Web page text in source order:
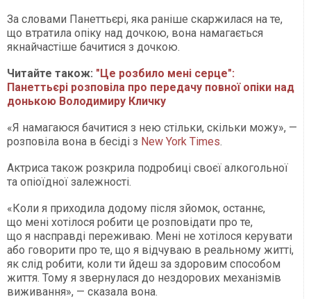
За словами Панеттьєрі, яка раніше скаржилася на те,
що втратила опіку над дочкою, вона намагається
якнайчастіше бачитися з дочкою.
Читайте також: "Це розбило мені серце":
Панеттьєрі розповіла про передачу повної опіки над
донькою Володимиру Кличку
«Я намагаюся бачитися з нею стільки, скільки можу», —
розповіла вона в бесіді з New York Times.
Актриса також розкрила подробиці своєї алкогольної
та опіоїдної залежності.
«Коли я приходила додому після зйомок, останнє,
що мені хотілося робити це розповідати про те,
що я насправді переживаю. Мені не хотілося керувати
або говорити про те, що я відчуваю в реальному житті,
як слід робити, коли ти йдеш за здоровим способом
життя. Тому я звернулася до нездорових механізмів
виживання», — сказала вона.